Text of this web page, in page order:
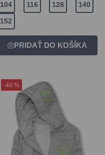
104 116 128 140
152
-40 %